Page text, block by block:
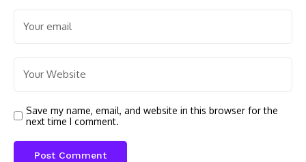
Save my name, email, and website in this browser for the
next time I comment.